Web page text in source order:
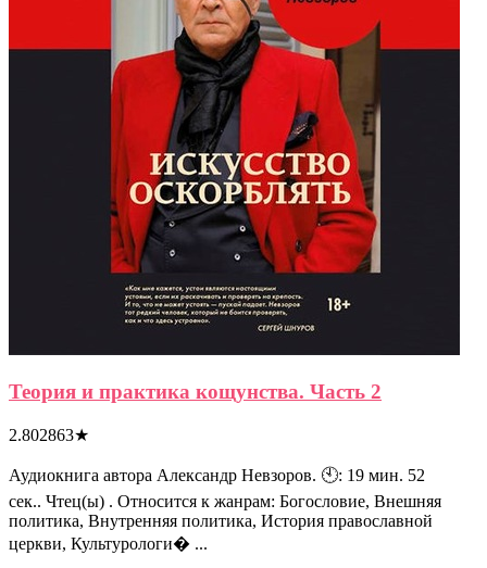
Теория и практика кощунства. Часть 2
2.802863★
Аудиокнига автора Александр Невзоров. 🕙: 19 мин. 52
сек.. Чтец(ы) . Относится к жанрам: Богословие, Внешняя
политика, Внутренняя политика, История православной
церкви, Культурологи� ...